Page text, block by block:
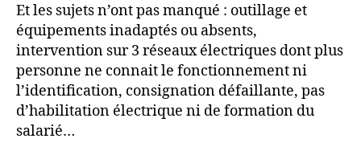
Et les sujets n’ont pas manqué : outillage et
équipements inadaptés ou absents,
intervention sur 3 réseaux électriques dont plus
personne ne connait le fonctionnement ni
l’identification, consignation défaillante, pas
d’habilitation électrique ni de formation du
salarié…